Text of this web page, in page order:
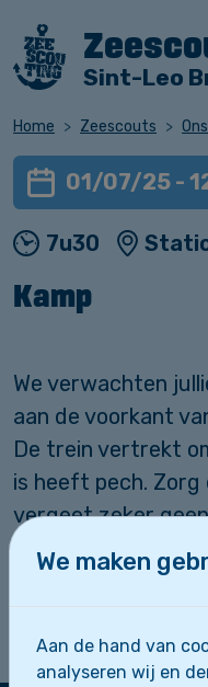
Sint-Leo
Home Zeescouts
01/07/25 -
7u30
Kamp
We verwachten
aan de voorkant
De trein vertrekt
is heeft pech. Zorg
vergeet zeker
drinken.
We maken
Aan de hand van
analyseren wij en